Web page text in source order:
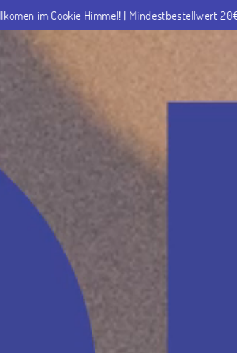
20€ | Kostenloser Versand ab 50€ |